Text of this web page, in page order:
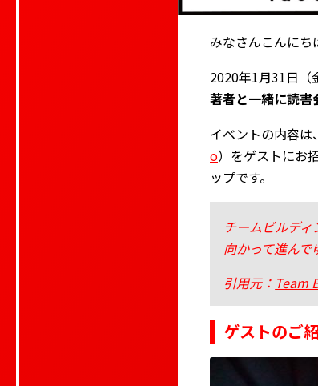
みなさんこんにち
2020年1月31日（
著者と一緒に読書
イベントの内容
o）をゲストにお
ップです。
チームビルデ
向かって進ん
引用元： Team
ゲストのご